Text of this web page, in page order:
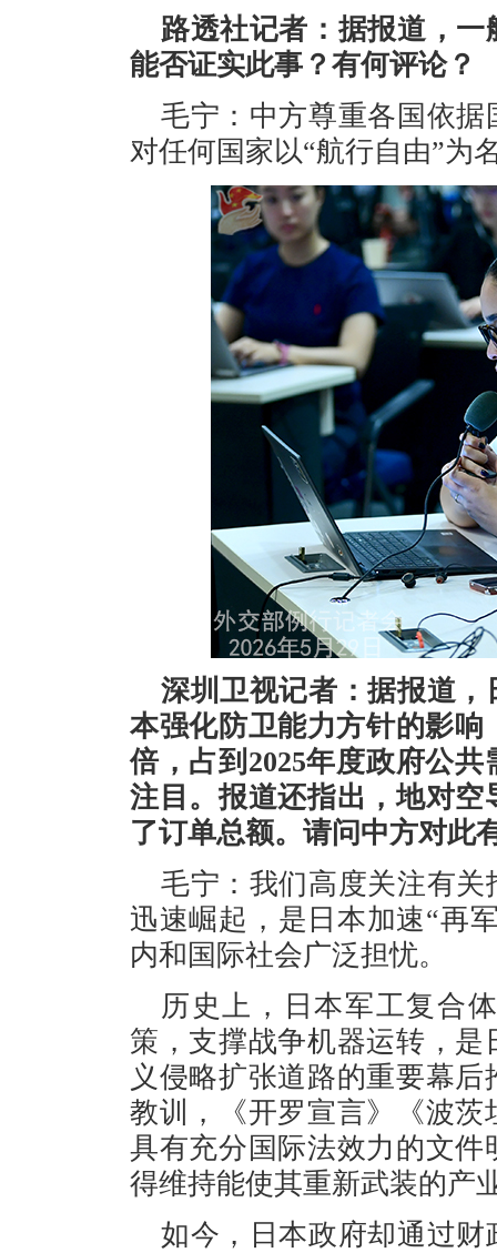
路透社记者：据报道，
能否证实此事？有何评论？
毛宁：中方尊重各国依
对任何国家以“航行自由”为
深圳卫视记者：据报道
本强化防卫能力方针的影
倍，占到2025年度政府公
注目。报道还指出，地对
了订单总额。请问中方对此
毛宁：我们高度关注有
迅速崛起，是日本加速“再
内和国际社会广泛担忧。
历史上，日本军工复合
策，支撑战争机器运转，
义侵略扩张道路的重要幕
教训，《开罗宣言》《波
具有充分国际法效力的文
得维持能使其重新武装的产
如今，日本政府却通过